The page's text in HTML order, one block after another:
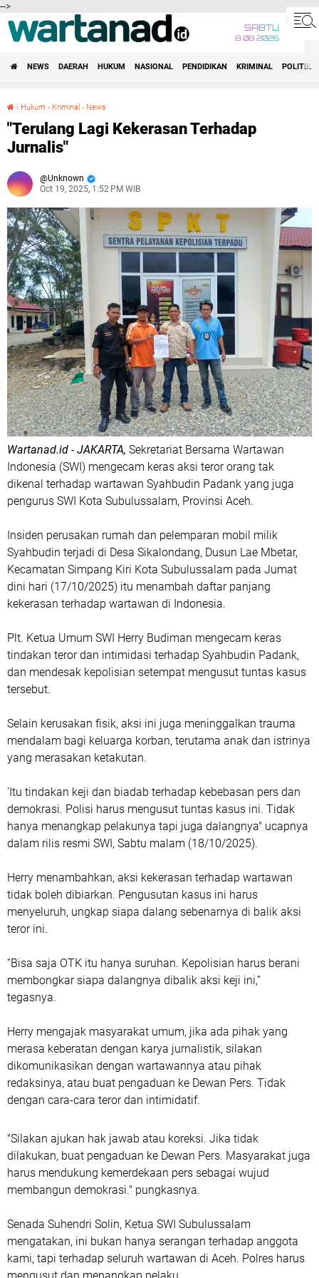
-->
SABTU
8 08 2026
NEWS DAERAH HUKUM NASIONAL PENDIDIKAN KRIMINAL POLITIK
› Hukum › Kriminal › News
"Terulang Lagi Kekerasan Terhadap
Jurnalis"
Unknown
Oct 19, 2025, 1:52 PM WIB
Wartanad.id - JAKARTA, Sekretariat Bersama Wartawan
Indonesia (SWI) mengecam keras aksi teror orang tak
dikenal terhadap wartawan Syahbudin Padank yang juga
pengurus SWI Kota Subulussalam, Provinsi Aceh.
Insiden perusakan rumah dan pelemparan mobil milik
Syahbudin terjadi di Desa Sikalondang, Dusun Lae Mbetar,
Kecamatan Simpang Kiri Kota Subulussalam pada Jumat
dini hari (17/10/2025) itu menambah daftar panjang
kekerasan terhadap wartawan di Indonesia.
Plt. Ketua Umum SWI Herry Budiman mengecam keras
tindakan teror dan intimidasi terhadap Syahbudin Padank,
dan mendesak kepolisian setempat mengusut tuntas kasus
tersebut.
Selain kerusakan fisik, aksi ini juga meninggalkan trauma
mendalam bagi keluarga korban, terutama anak dan istrinya
yang merasakan ketakutan.
'Itu tindakan keji dan biadab terhadap kebebasan pers dan
demokrasi. Polisi harus mengusut tuntas kasus ini. Tidak
hanya menangkap pelakunya tapi juga dalangnya" ucapnya
dalam rilis resmi SWI, Sabtu malam (18/10/2025).
Herry menambahkan, aksi kekerasan terhadap wartawan
tidak boleh dibiarkan. Pengusutan kasus ini harus
menyeluruh, ungkap siapa dalang sebenarnya di balik aksi
teror ini.
“Bisa saja OTK itu hanya suruhan. Kepolisian harus berani
membongkar siapa dalangnya dibalik aksi keji ini,”
tegasnya.
Herry mengajak masyarakat umum, jika ada pihak yang
merasa keberatan dengan karya jurnalistik, silakan
dikomunikasikan dengan wartawannya atau pihak
redaksinya, atau buat pengaduan ke Dewan Pers. Tidak
dengan cara-cara teror dan intimidatif.
"Silakan ajukan hak jawab atau koreksi. Jika tidak
dilakukan, buat pengaduan ke Dewan Pers. Masyarakat juga
harus mendukung kemerdekaan pers sebagai wujud
membangun demokrasi." pungkasnya.
Senada Suhendri Solin, Ketua SWI Subulussalam
mengatakan, ini bukan hanya serangan terhadap anggota
kami, tapi terhadap seluruh wartawan di Aceh. Polres harus